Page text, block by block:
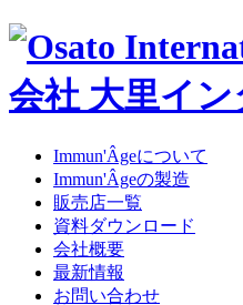
Immun'Âgeについて
Immun'Âgeの製造
販売店一覧
資料ダウンロード
会社概要
最新情報
お問い合わせ